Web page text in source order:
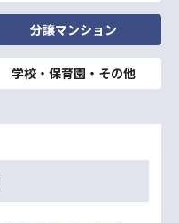
分譲マンション
学校・保育園・その他